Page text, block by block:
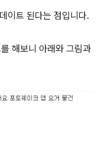
이트 된다는 점입니다.
해보니 아래와 그림과